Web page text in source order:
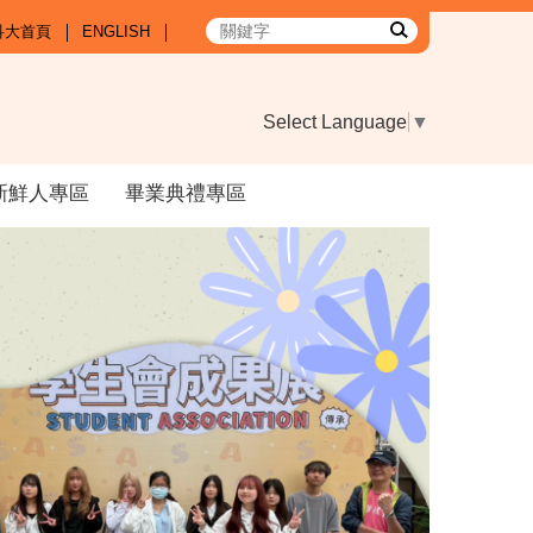
大首頁 ENGLISH
Select Language ▼
鮮人專區 畢業典禮專區